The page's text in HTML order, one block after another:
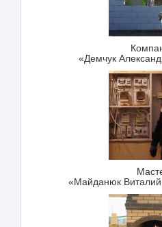
«Демчук
«Майданюк